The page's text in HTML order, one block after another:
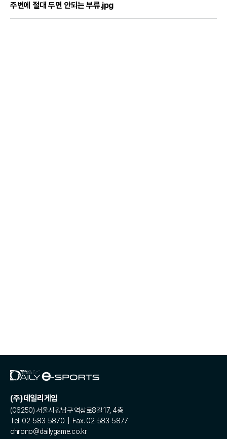
주변에 절대 두면 안되는 부류.jpg
(주)데일리게임
(06250) 서울시 강남구 역삼로8길 17, 4층
Tel. 02-583-5870 | Fax. 02-583-5877
chrono@dailygame.co.kr